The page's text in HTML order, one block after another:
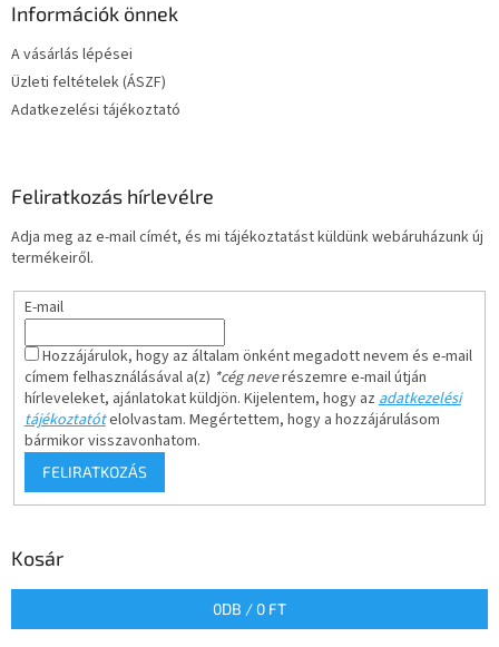
Információk önnek
A vásárlás lépései
Üzleti feltételek (ÁSZF)
Adatkezelési tájékoztató
Feliratkozás hírlevélre
Adja meg az e-mail címét, és mi tájékoztatást küldünk webáruházunk új
termékeiről.
E-mail
Hozzájárulok, hogy az általam önként megadott nevem és e-mail
címem felhasználásával a(z) *cég neverészemre e-mail útján
hírleveleket, ajánlatokat küldjön. Kijelentem, hogy azadatkezelési
tájékoztatótelolvastam. Megértettem, hogy a hozzájárulásom
bármikor visszavonhatom.
FELIRATKOZÁS
Kosár
0DB / 0 FT